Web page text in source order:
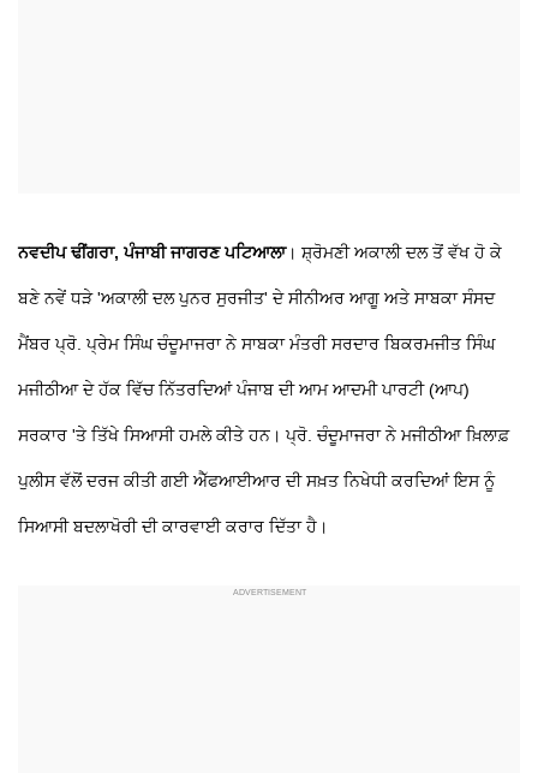
ਨਵਦੀਪ ਢੀਂਗਰਾ, ਪੰਜਾਬੀ ਜਾਗਰਣ ਪਟਿਆਲਾ। ਸ਼੍ਰੋਮਣੀ ਅਕਾਲੀ ਦਲ ਤੋਂ ਵੱਖ ਹੋ ਕੇ
ਬਣੇ ਨਵੇਂ ਧੜੇ 'ਅਕਾਲੀ ਦਲ ਪੁਨਰ ਸੁਰਜੀਤ' ਦੇ ਸੀਨੀਅਰ ਆਗੂ ਅਤੇ ਸਾਬਕਾ ਸੰਸਦ
ਮੈਂਬਰ ਪ੍ਰੋ. ਪ੍ਰੇਮ ਸਿੰਘ ਚੰਦੂਮਾਜਰਾ ਨੇ ਸਾਬਕਾ ਮੰਤਰੀ ਸਰਦਾਰ ਬਿਕਰਮਜੀਤ ਸਿੰਘ
ਮਜੀਠੀਆ ਦੇ ਹੱਕ ਵਿੱਚ ਨਿੱਤਰਦਿਆਂ ਪੰਜਾਬ ਦੀ ਆਮ ਆਦਮੀ ਪਾਰਟੀ (ਆਪ)
ਸਰਕਾਰ 'ਤੇ ਤਿੱਖੇ ਸਿਆਸੀ ਹਮਲੇ ਕੀਤੇ ਹਨ। ਪ੍ਰੋ. ਚੰਦੂਮਾਜਰਾ ਨੇ ਮਜੀਠੀਆ ਖ਼ਿਲਾਫ਼
ਪੁਲੀਸ ਵੱਲੋਂ ਦਰਜ ਕੀਤੀ ਗਈ ਐੱਫਆਈਆਰ ਦੀ ਸਖ਼ਤ ਨਿਖੇਧੀ ਕਰਦਿਆਂ ਇਸ ਨੂੰ
ਸਿਆਸੀ ਬਦਲਾਖੋਰੀ ਦੀ ਕਾਰਵਾਈ ਕਰਾਰ ਦਿੱਤਾ ਹੈ।